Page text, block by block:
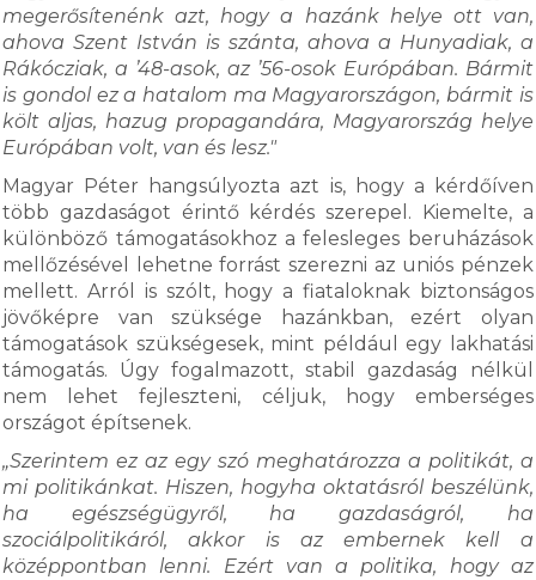
megerősítenénk azt, hogy a hazánk helye ott van,
ahova Szent István is szánta, ahova a Hunyadiak, a
Rákócziak, a ’48-asok, az ’56-osok Európában. Bármit
is gondol ez a hatalom ma Magyarországon, bármit is
költ aljas, hazug propagandára, Magyarország helye
Európában volt, van és lesz."
Magyar Péter hangsúlyozta azt is, hogy a kérdőíven
több gazdaságot érintő kérdés szerepel. Kiemelte, a
különböző támogatásokhoz a felesleges beruházások
mellőzésével lehetne forrást szerezni az uniós pénzek
mellett. Arról is szólt, hogy a fiataloknak biztonságos
jövőképre van szüksége hazánkban, ezért olyan
támogatások szükségesek, mint például egy lakhatási
támogatás. Úgy fogalmazott, stabil gazdaság nélkül
nem lehet fejleszteni, céljuk, hogy emberséges
országot építsenek.
„Szerintem ez az egy szó meghatározza a politikát, a
mi politikánkat. Hiszen, hogyha oktatásról beszélünk,
ha egészségügyről, ha gazdaságról, ha
szociálpolitikáról, akkor is az embernek kell a
középpontban lenni. Ezért van a politika, hogy az